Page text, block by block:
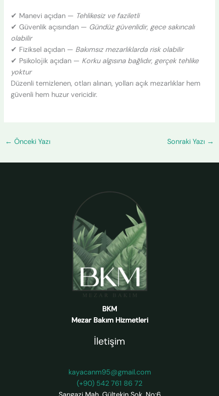
✔ Manevi açıdan — Tehlikesiz ve faziletli
✔ Güvenlik açısından — Gündüz güvenlidir, gece sakıncalı
olabilir
✔ Fiziksel açıdan — Bakımsız mezarlıklarda risk olabilir
✔ Psikolojik açıdan — Korku algısına bağlıdır, gerçek tehlike
yoktur
Düzenli temizlenen, otları alınan, yolları açık mezarlıklar hem
güvenli hem huzur vericidir.
← Önceki Yazı Sonraki Yazı →
BKM
Mezar Bakım Hizmetleri
İletişim
kayacanm95@gmail.com
(+90) 542 761 86 72